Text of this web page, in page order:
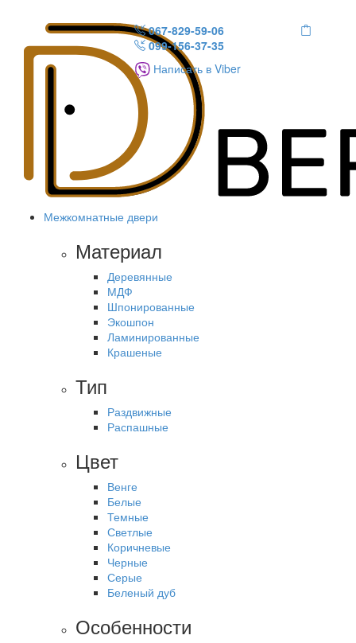
067-829-59-06
099-156-37-35
Написать в Viber
Межкомнатные двери
Материал
Деревянные
МДФ
Шпонированные
Экошпон
Ламинированные
Крашеные
Тип
Раздвижные
Распашные
Цвет
Венге
Белые
Темные
Светлые
Коричневые
Черные
Серые
Беленый дуб
Особенности